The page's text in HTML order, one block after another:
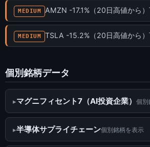
MEDIUM AMZN -17.1%（20日高値から
MEDIUM TSLA -15.2%（20日高値から）
個別銘柄データ
マグニフィセント7（AI投資企業） 個別
半導体サプライチェーン個別銘柄を表示